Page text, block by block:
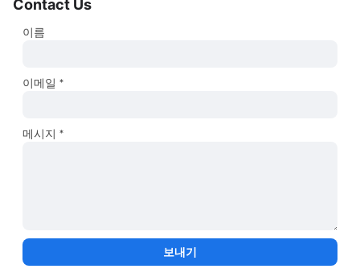
Contact Us
이름
이메일*
메시지*